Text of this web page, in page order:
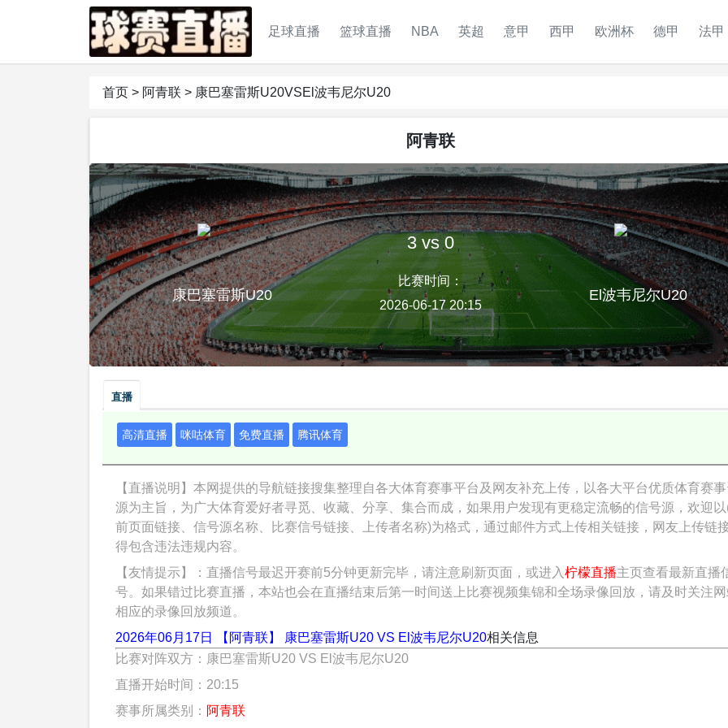
足球直播 篮球直播 NBA 英超 意甲 西甲 欧洲杯 德甲 法甲
首页 > 阿青联 > 康巴塞雷斯U20VSEl波韦尼尔U20
阿青联
康巴塞雷斯U20
3 vs 0
比赛时间：
2026-06-17 20:15
El波韦尼尔U20
直播
高清直播 咪咕体育 免费直播 腾讯体育
【直播说明】本网提供的导航链接搜集整理自各大体育赛事平台及网友补充上传，以各大平台优质体育赛事
源为主旨，为广大体育爱好者寻觅、收藏、分享、集合而成，如果用户发现有更稳定流畅的信号源，欢迎以
前页面链接、信号源名称、比赛信号链接、上传者名称)为格式，通过邮件方式上传相关链接，网友上传链
得包含违法违规内容。
【友情提示】：直播信号最迟开赛前5分钟更新完毕，请注意刷新页面，或进入 柠檬直播主页查看最新直播
号。如果错过比赛直播，本站也会在直播结束后第一时间送上比赛视频集锦和全场录像回放，请及时关注
相应的录像回放频道。
2026年06月17日 【阿青联】 康巴塞雷斯U20 VS El波韦尼尔U20相关信息
比赛对阵双方：康巴塞雷斯U20 VS El波韦尼尔U20
直播开始时间：20:15
赛事所属类别： 阿青联